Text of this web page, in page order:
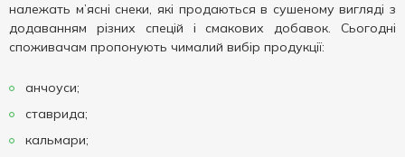
належать м’ясні снеки, які продаються в сушеному вигляді з
додаванням різних спецій і смакових добавок. Сьогодні
споживачам пропонують чималий вибір продукції:
анчоуси;
ставрида;
кальмари;